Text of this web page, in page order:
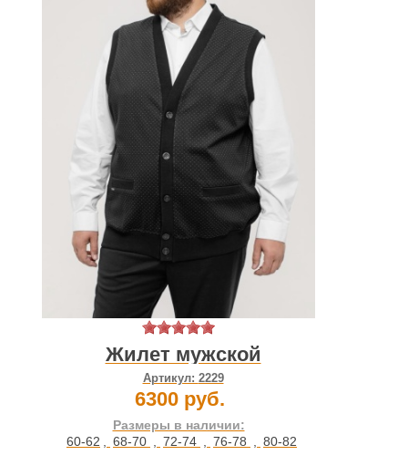
Жилет мужской
Артикул: 2229
6300 руб.
Размеры в наличии:
60-62 , 68-70 , 72-74 , 76-78 , 80-82